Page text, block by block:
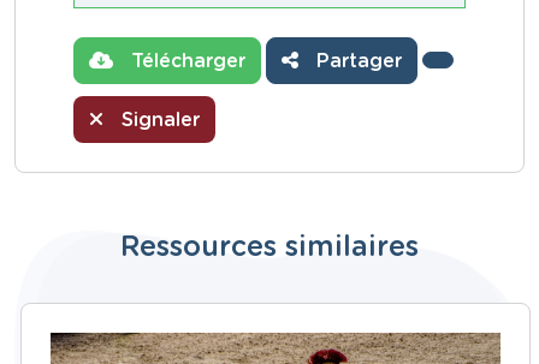
Télécharger Partager
Signaler
Ressources similaires